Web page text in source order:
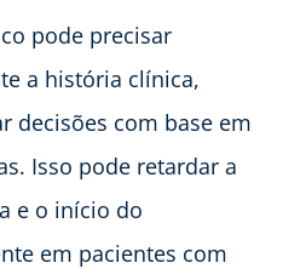
pode precisar
a história clínica,
decisões com base em
Isso pode retardar a
e o início do
em pacientes com